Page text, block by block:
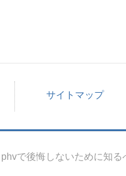
サイトマップ
で後悔しないために知